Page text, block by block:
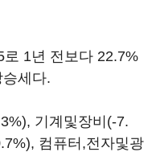
1년 전보다 22.7%
세다.
기계및장비(-7.
컴퓨터,전자및광